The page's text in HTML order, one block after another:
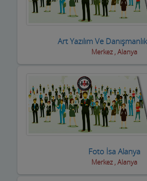
Art Yazılım Ve
Merkez , Alanya
Foto İsa Alanya
Merkez , Alanya